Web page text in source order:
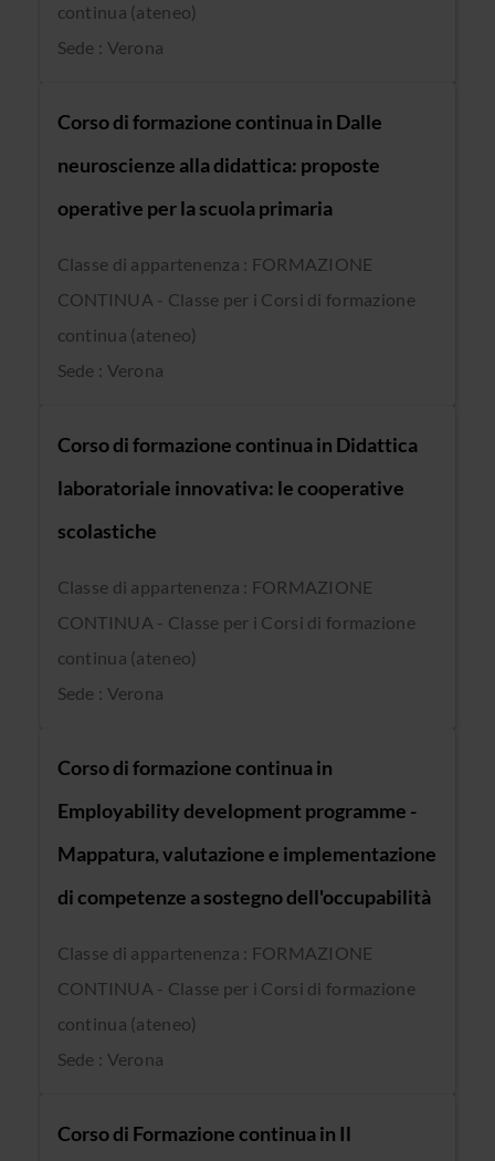
continua (ateneo)
Sede : Verona
Corso di formazione continua in Dalle
neuroscienze alla didattica: proposte
operative per la scuola primaria
Classe di appartenenza : FORMAZIONE
CONTINUA - Classe per i Corsi di formazione
continua (ateneo)
Sede : Verona
Corso di formazione continua in Didattica
laboratoriale innovativa: le cooperative
scolastiche
Classe di appartenenza : FORMAZIONE
CONTINUA - Classe per i Corsi di formazione
continua (ateneo)
Sede : Verona
Corso di formazione continua in
Employability development programme -
Mappatura, valutazione e implementazione
di competenze a sostegno dell'occupabilità
Classe di appartenenza : FORMAZIONE
CONTINUA - Classe per i Corsi di formazione
continua (ateneo)
Sede : Verona
Corso di Formazione continua in Il